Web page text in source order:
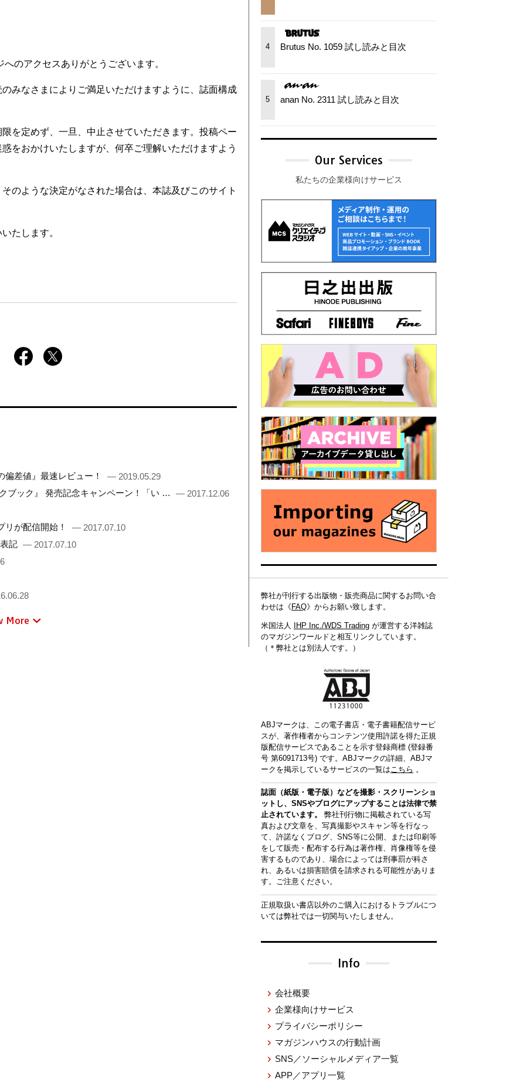
のアクセスありがとうございます。
みなさまによりご満足いただけますように、誌面構成
を定めず、一旦、中止させていただきます。投稿ペー
をおかけいたしますが、何卒ご理解いただけますよう
のような決定がなされた場合は、本誌及びこのサイト
たします。
偏差値』最速レビュー！
— 2019.05.29
ブック』 発売記念キャンペーン！「い …
— 2017.12.06
リが配信開始！
— 2017.07.10
記 — 2017.07.10
More
4 Brutus No. 1059 試し読みと目次
5 anan No. 2311 試し読みと目次
Our Services
私たちの企業様向けサービス
弊社が刊行する出版物・販売商品に関するお問い合
わせは《 FAQ》からお願い致します。
米国法人 IHP Inc./WDS Trading が運営する洋雑誌
のマガジンワールドと相互リンクしています。
（＊弊社とは別法人です。）
ABJマークは、この電子書店・電子書籍配信サービ
スが、著作権者からコンテンツ使用許諾を得た正規
版配信サービスであることを示す登録商標 (登録番
号 第6091713号) です。ABJマークの詳細、ABJマ
ークを掲示しているサービスの一覧は こちら 。
誌面（紙版・電子版）などを撮影・スクリーンショ
ットし、SNSやブログにアップすることは法律で禁
止されています。
弊社刊行物に掲載されている写
真および文章を、写真撮影やスキャン等を行なっ
て、許諾なくブログ、SNS等に公開、または印刷等
をして販売・配布する行為は著作権、肖像権等を侵
害するものであり、場合によっては刑事罰が科さ
れ、あるいは損害賠償を請求される可能性がありま
す。ご注意ください。
正規取扱い書店以外のご購入におけるトラブルにつ
いては弊社では一切関与いたしません。
Info
会社概要
企業様向けサービス
プライバシーポリシー
マガジンハウスの行動計画
SNS／ソーシャルメディア一覧
APP／アプリ一覧